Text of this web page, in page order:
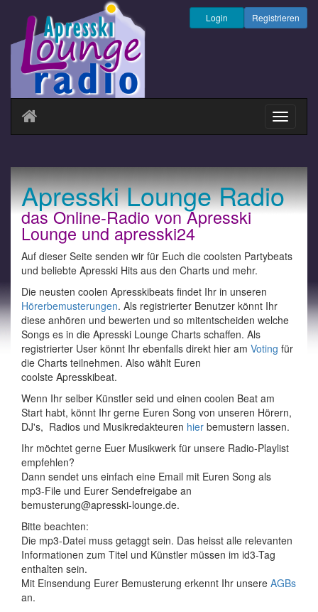
Registrieren
Login
ein-/
Apresski Lounge Radio
das Online-Radio von Apresski
Lounge und apresski24
Auf dieser Seite senden wir für Euch die coolsten Partybeats
und beliebte Apresski Hits aus den Charts und mehr.
Die neusten coolen Apresskibeats findet Ihr in unseren
Hörerbemusterungen. Als registrierter Benutzer könnt Ihr
diese anhören und bewerten und so mitentscheiden welche
Songs es in die Apresski Lounge Charts schaffen. Als
registrierter User könnt Ihr ebenfalls direkt hier am Voting für
die Charts teilnehmen. Also wählt Euren
coolste Apresskibeat.
Wenn Ihr selber Künstler seid und einen coolen Beat am
Start habt, könnt Ihr gerne Euren Song von unseren Hörern,
DJ's, Radios und Musikredakteuren hier bemustern lassen.
Ihr möchtet gerne Euer Musikwerk für unsere Radio-Playlist
empfehlen?
Dann sendet uns einfach eine Email mit Euren Song als
mp3-File und Eurer Sendefreigabe an
bemusterung@apresski-lounge.de.
Bitte beachten:
Die mp3-Datei muss getaggt sein. Das heisst alle relevanten
Informationen zum Titel und Künstler müssen im id3-Tag
enthalten sein.
Mit Einsendung Eurer Bemusterung erkennt Ihr unsere AGBs
an.